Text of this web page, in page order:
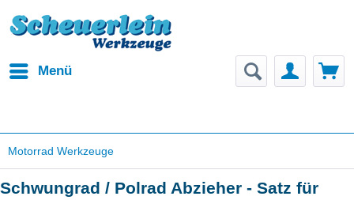
Menü
Motorrad Werkzeuge
Schwungrad / Polrad Abzieher - Satz für